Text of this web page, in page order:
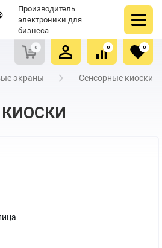
Производитель
электроники для
бизнеса
0
список сравнения
0
избранное
0
экраны Сенсорные киоски